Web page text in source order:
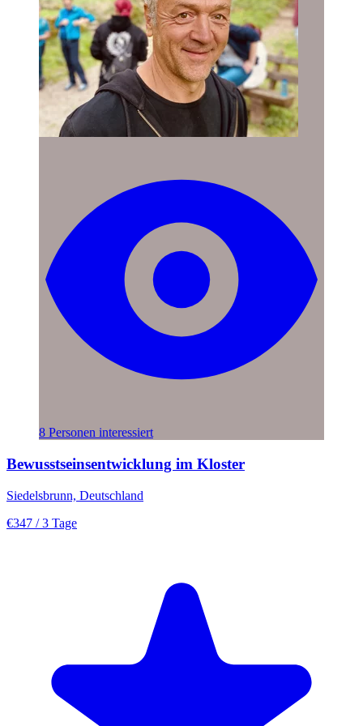
8 Personen interessiert
Bewusstseinsentwicklung im Kloster
Siedelsbrunn, Deutschland
€347 / 3 Tage